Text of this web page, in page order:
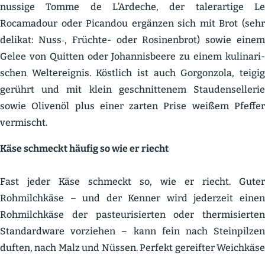
nussige Tomme de L’Ardeche, der taler­artige Le
Rocamadour oder Picandou ergänzen sich mit Brot (sehr
delikat: Nuss‑, Früchte- oder Rosinenbrot) sowie einem
Gelee von Quitten oder Johan­nis­beere zu einem kulina­ri­
schen Weltereignis. Köstlich ist auch Gorgonzola, teigig
gerührt und mit klein geschnit­tenem Stauden­sel­lerie
sowie Olivenöl plus einer zarten Prise weißem Pfeffer
vermischt.
Käse schmeckt häufig so wie er riecht
Fast jeder Käse schmeckt so, wie er riecht. Guter
Rohmilchkäse – und der Kenner wird jederzeit einen
Rohmilchkäse der pasteu­ri­sierten oder thermi­sierten
Standardware vorziehen – kann fein nach Stein­pilzen
duften, nach Malz und Nüssen. Perfekt gereifter Weichkäse